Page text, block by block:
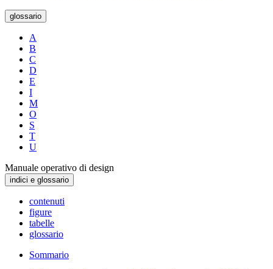
glossario
A
B
C
D
E
I
M
O
S
T
U
Manuale operativo di design
indici e glossario
contenuti
figure
tabelle
glossario
Sommario